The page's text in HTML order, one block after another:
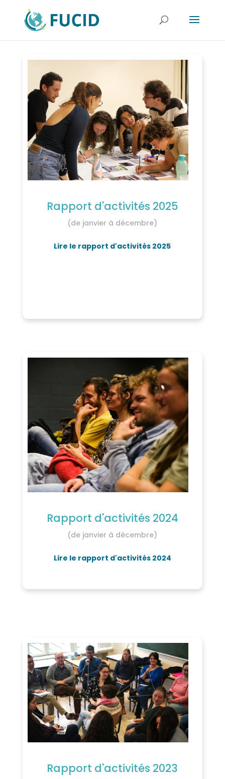
Rapport d'activités 2025
(de janvier à décembre)
Lire le rapport d'activités 2025
Rapport d'activités 2024
(de janvier à décembre)
Lire le rapport d'activités 2024
Rapport d'activités 2023